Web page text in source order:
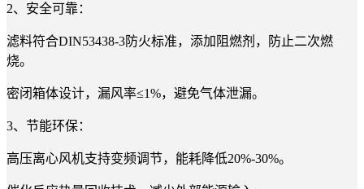
2、 安全可靠：
滤料符合DIN53438-3防火标准，添加阻燃剂，防止二次燃
烧。
密闭箱体设计，漏风率≤1%，避免气体泄漏。
3、节能环保：
高压离心风机支持变频调节，能耗降低20%-30%。